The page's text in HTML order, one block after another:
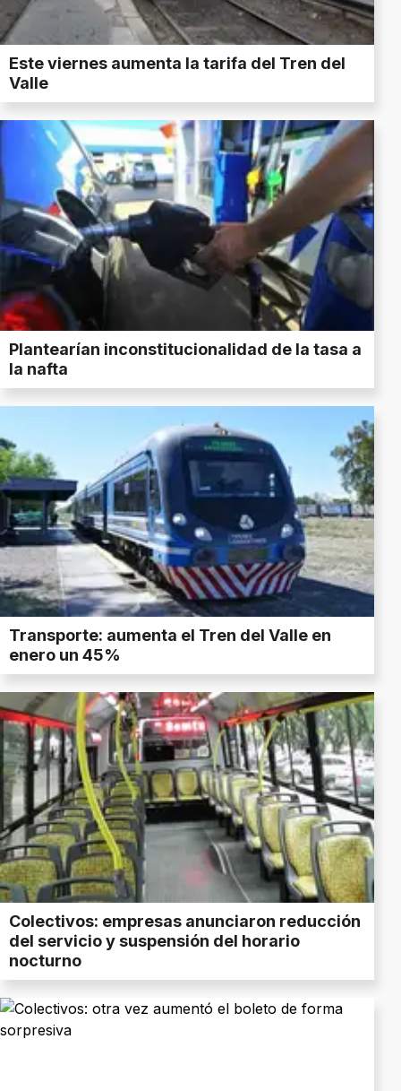
Este viernes aumenta la tarifa del Tren del
Valle
Plantearían inconstitucionalidad de la tasa a
la nafta
Transporte: aumenta el Tren del Valle en
enero un 45%
Colectivos: empresas anunciaron reducción
del servicio y suspensión del horario
nocturno